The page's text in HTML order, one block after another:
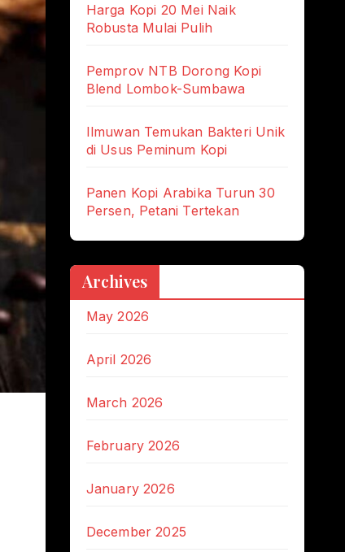
Harga Kopi 20 Mei Naik
Robusta Mulai Pulih
Pemprov NTB Dorong Kopi
Blend Lombok-Sumbawa
Ilmuwan Temukan Bakteri Unik
di Usus Peminum Kopi
Panen Kopi Arabika Turun 30
Persen, Petani Tertekan
Archives
May 2026
April 2026
March 2026
February 2026
January 2026
December 2025